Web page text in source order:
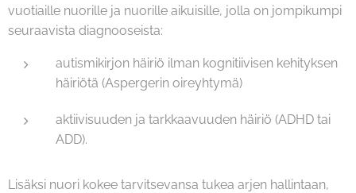
vuotiaille nuorille ja nuorille aikuisille, jolla on jompikumpi
seuraavista diagnooseista:
autismikirjon häiriö ilman kognitiivisen kehityksen
häiriötä (Aspergerin oireyhtymä)
aktiivisuuden ja tarkkaavuuden häiriö (ADHD tai
ADD).
Lisäksi nuori kokee tarvitsevansa tukea arjen hallintaan,